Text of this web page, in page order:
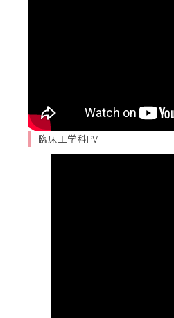
臨床工学科PV